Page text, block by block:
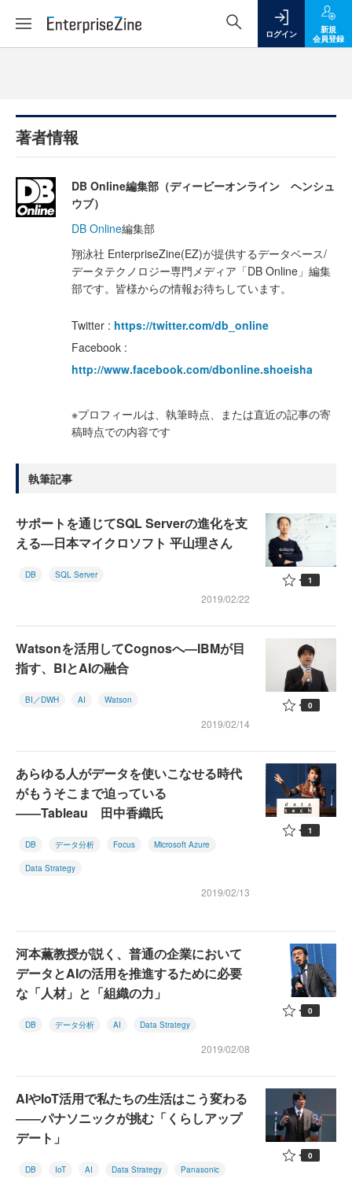
ログイン
新規
会員登録
著者情報
DB Online編集部（ディービーオンライン ヘンシュ
ウブ）
DB Online編集部
翔泳社 EnterpriseZine(EZ)が提供するデータベース/
データテクノロジー専門メディア「DB Online」編集
部です。皆様からの情報お待ちしています。
Twitter : https://twitter.com/db_online
Facebook :
http://www.facebook.com/dbonline.shoeisha
※プロフィールは、執筆時点、または直近の記事の寄
稿時点での内容です
執筆記事
サポートを通じてSQL Serverの進化を支
える―日本マイクロソフト 平山理さん
DB SQL Server
2019/02/22
1
Watsonを活用してCognosへ―IBMが目
指す、BIとAIの融合
BI／DWH AI Watson
2019/02/14
0
あらゆる人がデータを使いこなせる時代
がもうそこまで迫っている
――Tableau 田中香織氏
DB データ分析 Focus Microsoft Azure
Data Strategy
2019/02/13
1
河本薫教授が説く、普通の企業において
データとAIの活用を推進するために必要
な「人材」と「組織の力」
DB データ分析 AI Data Strategy
2019/02/08
0
AIやIoT活用で私たちの生活はこう変わる
――パナソニックが挑む「くらしアップ
デート」
DB IoT AI Data Strategy Panasonic
0